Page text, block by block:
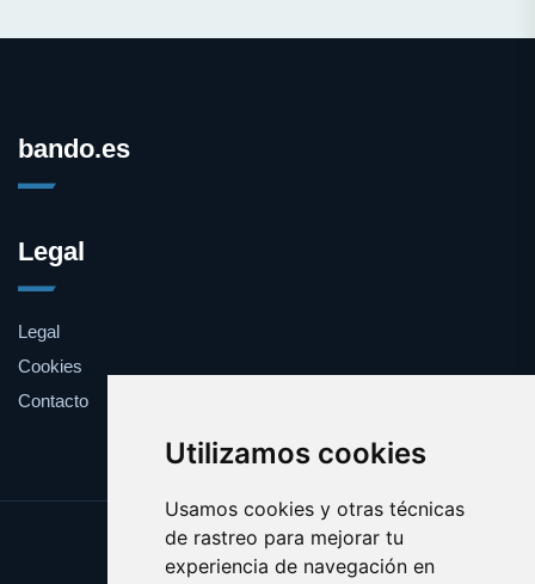
Utilizamos cookies
Usamos cookies y otras técnicas
de rastreo para mejorar tu
experiencia de navegación en
bando.es
Legal
Legal
Cookies
Contacto
Update cookies preferences